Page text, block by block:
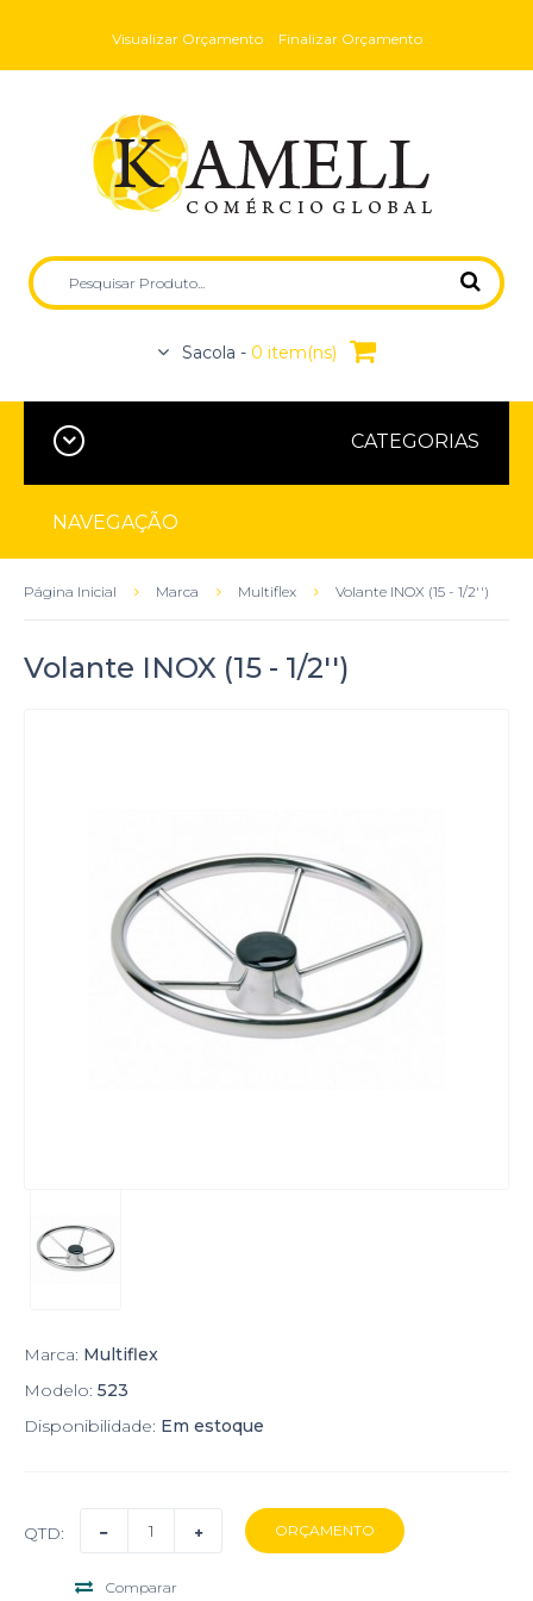
Visualizar Orçamento Finalizar Orçamento
Sacola - 0 item(ns)
CATEGORIAS
NAVEGAÇÃO
Página Inicial Marca Multiflex Volante INOX (15 - 1/2'')
Volante INOX (15 - 1/2'')
Marca: Multiflex
Modelo: 523
Disponibilidade: Em estoque
QTD:
Comparar